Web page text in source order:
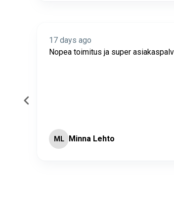
17 days ago
Nopea toimitus ja super
ML Minna Lehto